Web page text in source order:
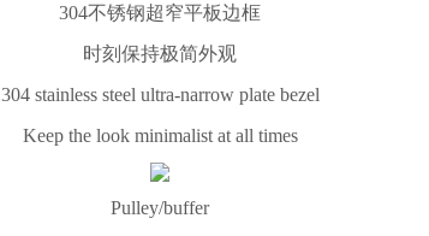
304不锈钢超窄平板边框
时刻保持极简外观
304 stainless steel ultra-narrow plate bezel
Keep the look minimalist at all times
Pulley/buffer